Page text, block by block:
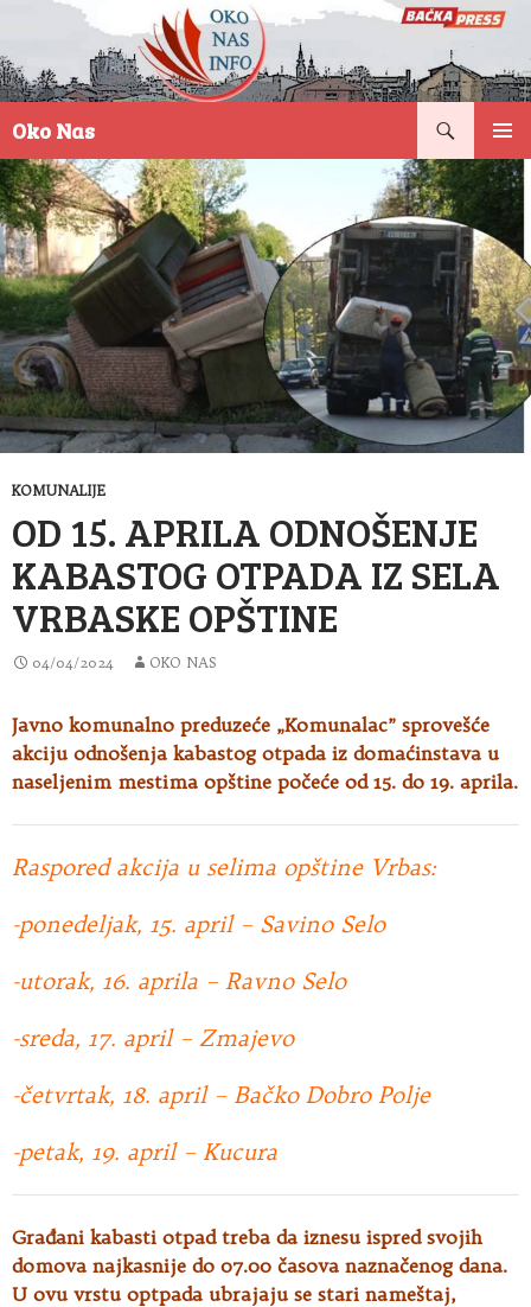
Oko Nas
NA
SADRŽAJ
KOMUNALIJE
OD 15. APRILA ODNOŠENJE
KABASTOG OTPADA IZ SELA
VRBASKE OPŠTINE
04/04/2024 OKO NAS
Javno komunalno preduzeće „Komunalac” sprovešće
akciju odnošenja kabastog otpada iz domaćinstava u
naseljenim mestima opštine počeće od 15. do 19. aprila.
Raspored akcija u selima opštine Vrbas:
-ponedeljak, 15. april – Savino Selo
-utorak, 16. aprila – Ravno Selo
-sreda, 17. april – Zmajevo
-četvrtak, 18. april – Bačko Dobro Polje
-petak, 19. april – Kucura
Građani kabasti otpad treba da iznesu ispred svojih
domova najkasnije do 07.00 časova naznačenog dana.
U ovu vrstu optpada ubrajaju se stari nameštaj,